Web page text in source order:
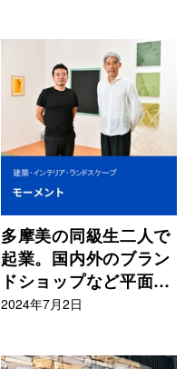
多摩美の同級生二人で
起業。国内外のブラン
ドショップなど平面か
ら空間設計までシーム
2024年7月2日